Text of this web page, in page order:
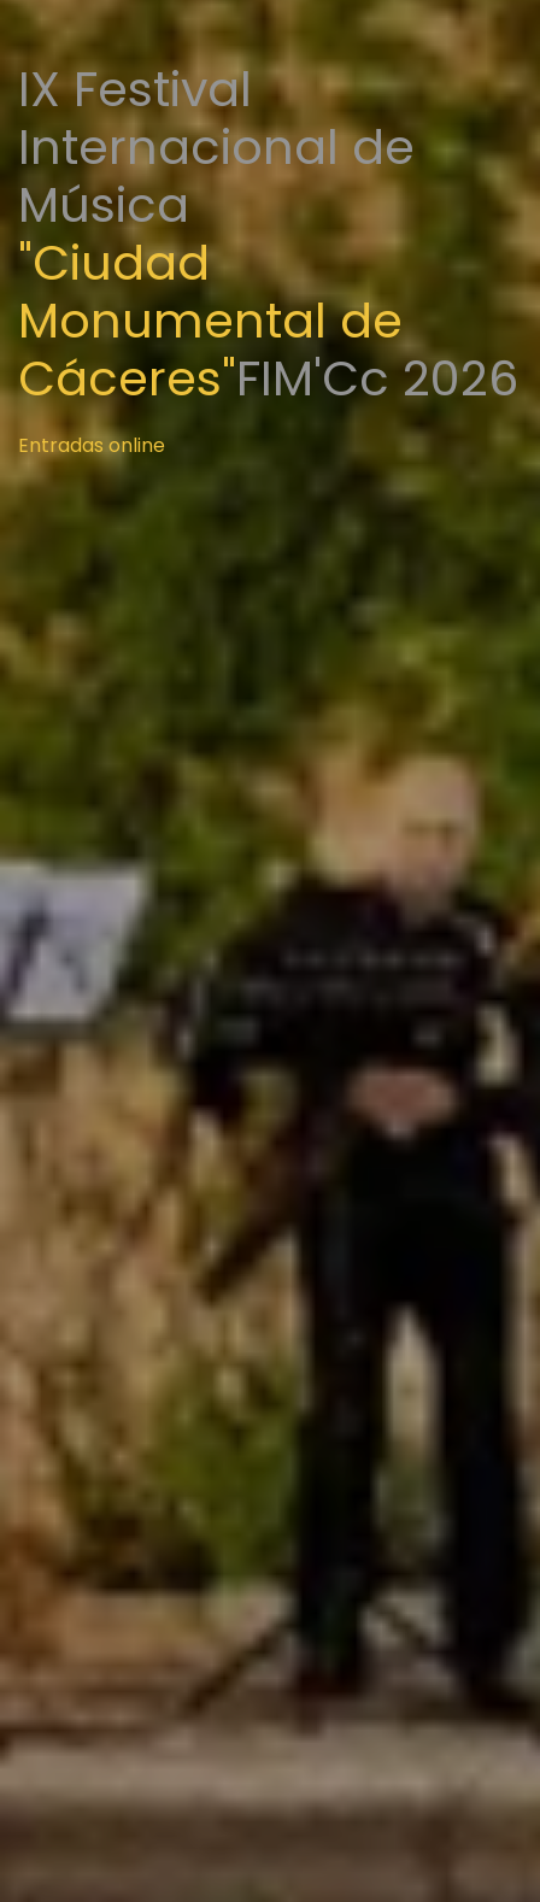
IX Festival
Internacional de
Música
"Ciudad
Monumental de
Cáceres"FIM'Cc 2026
Entradas online